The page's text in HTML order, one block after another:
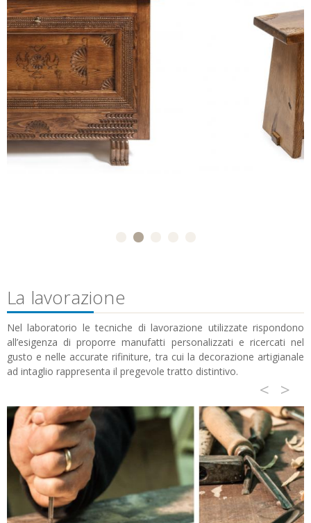
La lavorazione
Nel laboratorio le tecniche di lavorazione utilizzate rispondono
all’esigenza di proporre manufatti personalizzati e ricercati nel
gusto e nelle accurate rifiniture, tra cui la decorazione artigianale
ad intaglio rappresenta il pregevole tratto distintivo.
< >